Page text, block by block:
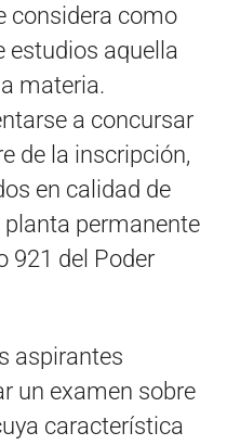
considera como
estudios aquella
materia.
a concursar
de la inscripción,
en calidad de
permanente
921 del Poder
aspirantes
un examen sobre
característica